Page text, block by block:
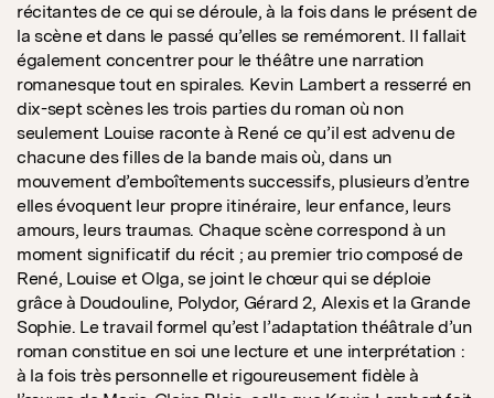
récitantes de ce qui se déroule, à la fois dans le présent de
la scène et dans le passé qu’elles se remémorent. Il fallait
également concentrer pour le théâtre une narration
romanesque tout en spirales. Kevin Lambert a resserré en
dix-sept scènes les trois parties du roman où non
seulement Louise raconte à René ce qu’il est advenu de
chacune des filles de la bande mais où, dans un
mouvement d’emboîtements successifs, plusieurs d’entre
elles évoquent leur propre itinéraire, leur enfance, leurs
amours, leurs traumas. Chaque scène correspond à un
moment significatif du récit ; au premier trio composé de
René, Louise et Olga, se joint le chœur qui se déploie
grâce à Doudouline, Polydor, Gérard 2, Alexis et la Grande
Sophie. Le travail formel qu’est l’adaptation théâtrale d’un
roman constitue en soi une lecture et une interprétation :
à la fois très personnelle et rigoureusement fidèle à